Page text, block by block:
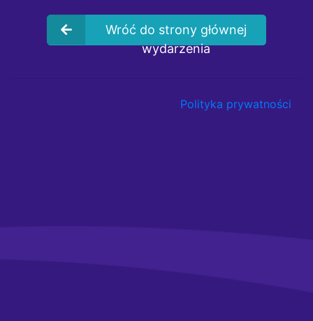
Wróć do strony głównej
wydarzenia
Polityka prywatności